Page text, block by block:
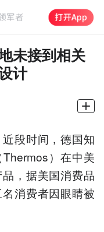
未接到相关
计
段时间，德国知
）在中美
，据美国消费品
消费者因眼睛被